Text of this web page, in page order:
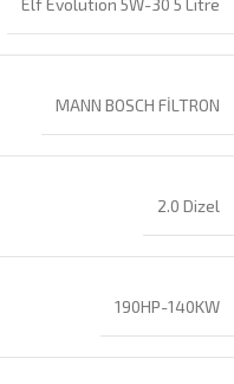
MANN BOSCH FİLTRON
2.0 Dizel
190HP-140KW